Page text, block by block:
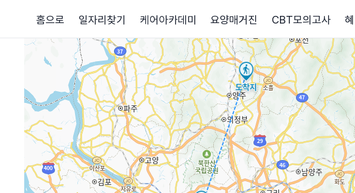
홈으로 일자리찾기 케어아카데미 요양매거진 CBT모의고사